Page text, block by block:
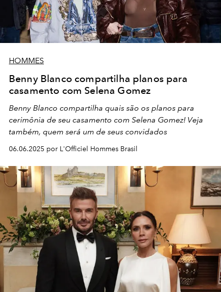
HOMMES
Benny Blanco compartilha planos para
casamento com Selena Gomez
Benny Blanco compartilha quais são os planos para
cerimônia de seu casamento com Selena Gomez! Veja
também, quem será um de seus convidados
06.06.2025 por L'Officiel Hommes Brasil